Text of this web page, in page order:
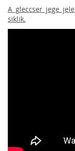
A gleccser jege
siklik.